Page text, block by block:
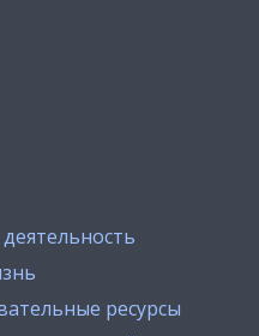
ресурсы